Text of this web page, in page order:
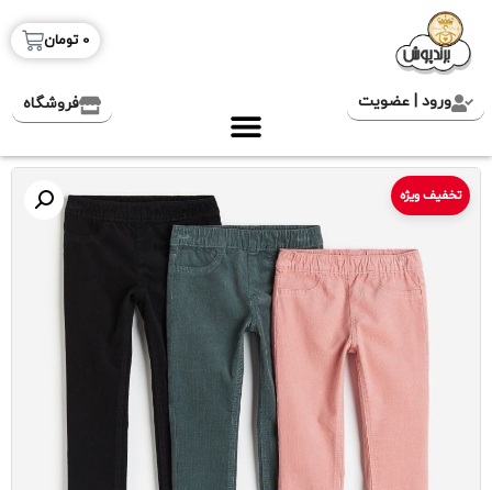
0 تومان
ورود | عضویت فروشگاه
تخفیف ویژه